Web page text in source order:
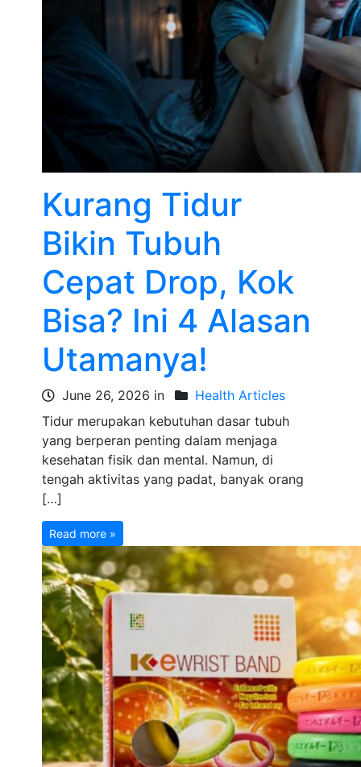
Kurang Tidur
Bikin Tubuh
Cepat Drop, Kok
Bisa? Ini 4 Alasan
Utamanya!
June 26, 2026 in
Health Articles
Tidur merupakan kebutuhan dasar tubuh
yang berperan penting dalam menjaga
kesehatan fisik dan mental. Namun, di
tengah aktivitas yang padat, banyak orang
[…]
Read more »